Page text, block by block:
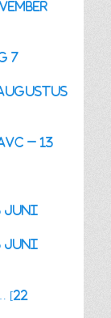
7
– 13
juni
juni
[22